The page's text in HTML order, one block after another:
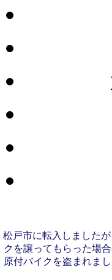
松戸市に転入しました
クを譲ってもらった場
原付バイクを盗まれま